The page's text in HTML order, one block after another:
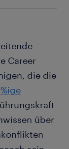
Career
die die
über